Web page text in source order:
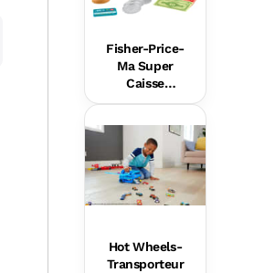
Fisher-Price-
Ma Super
Caisse
Enregistreus
Éveil
Hot Wheels-
Transporteur